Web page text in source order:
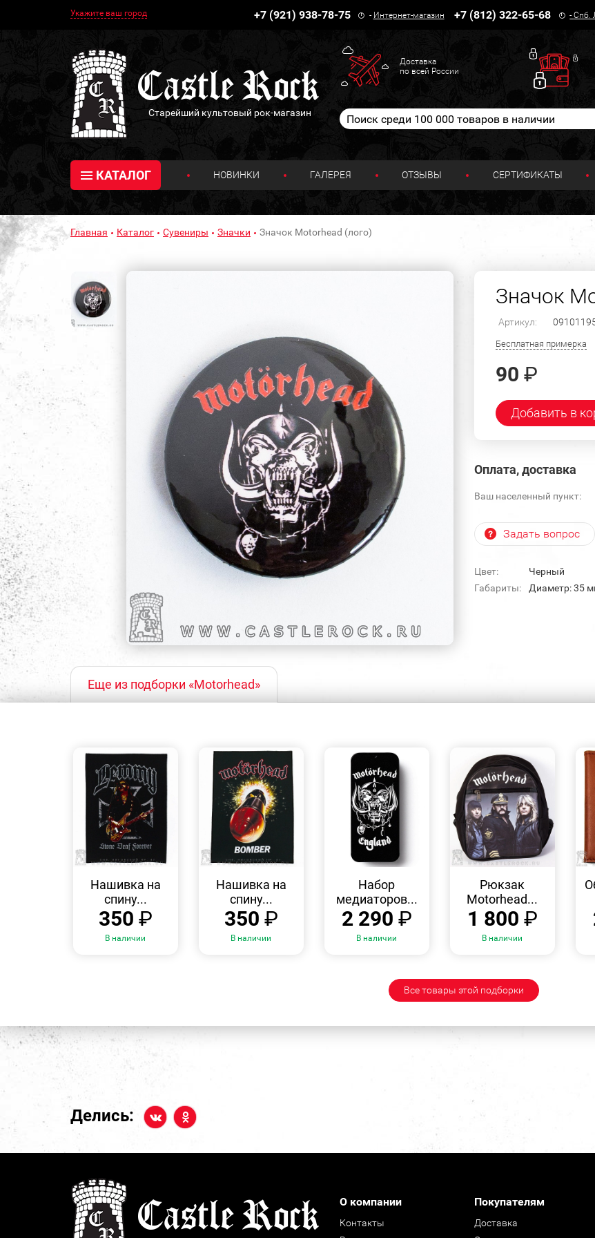
Укажите ваш город +7 (921) 938-78-75 - Интернет-магазин +7 (812) 322-65-68 -Спб.
Старейший культовый рок-магазин
Доставка
по всей России
КАТАЛОГ НОВИНКИ ГАЛЕРЕЯ ОТЗЫВЫ СЕРТИФИКАТЫ
Главная Каталог Сувениры Значки Значок Motorhead (лого)
Значок
Артикул:
Бесплатная примерка
90 ₽
Добавить в
Оплата, доставка
Ваш населенный пункт:
Задать вопрос
Цвет:
Черный
Габариты:
Диаметр: 35
Еще из подборки «Motorhead»
ПРОСМОТР
Нашивка на
спину...
350 ₽
В наличии
ПРОСМОТР
Нашивка на
спину...
350 ₽
В наличии
ПРОСМОТР
Набор
медиаторов...
2 290 ₽
В наличии
ПРОСМОТР
Рюкзак
Motorhead...
1 800 ₽
В наличии
Все товары этой подборки
Делись:
О компании
Контакты
Покупателям
Доставка